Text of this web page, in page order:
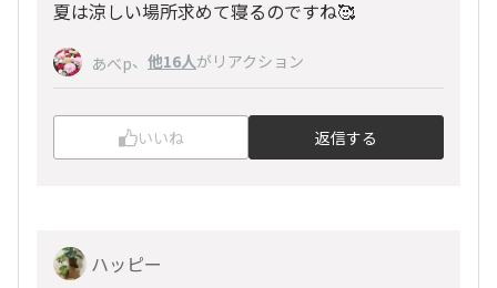
夏は涼しい場所求めて寝るのですね🥰
あべp、 他16人がリアクション
いいね 返信する
ハッピー